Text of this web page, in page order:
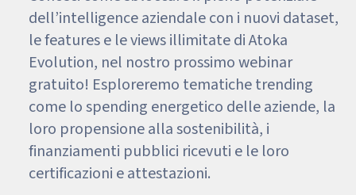
dell’intelligence aziendale con i nuovi dataset,
le features e le views illimitate di Atoka
Evolution, nel nostro prossimo webinar
gratuito! Esploreremo tematiche trending
come lo spending energetico delle aziende, la
loro propensione alla sostenibilità, i
finanziamenti pubblici ricevuti e le loro
certificazioni e attestazioni.